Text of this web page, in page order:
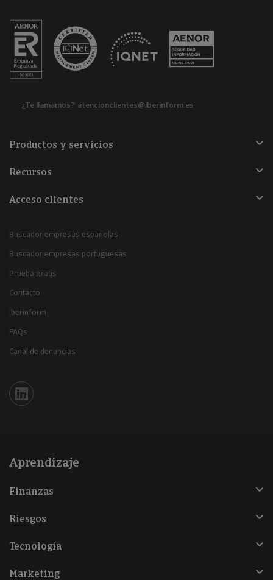
¿Te llamamos? atencionclientes@iberinform.es
Productos y servicios
Recursos
Acceso clientes
Buscador empresas españolas
Buscador empresas portuguesas
Prueba gratis
Contacto
Iberinform
FAQs
Canal de denuncias
Iberinform en Linkedin
Aprendizaje
Finanzas
Riesgos
Tecnología
Marketing